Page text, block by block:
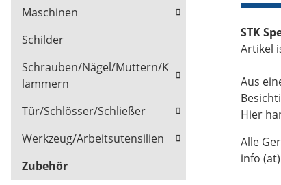
STK
Artikel
Aus
Hier
Alle
info
Maschinen
Schilder
Schrauben/Nägel/Muttern/K
lammern
Tür/Schlösser/Schließer
Werkzeug/Arbeitsutensilien
Zubehör